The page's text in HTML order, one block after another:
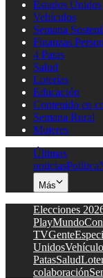
Estados Unidos
Vehículos
Semana
Finanzas
4 Patas
Salud
Loterías
Educación
Contenido en
Semana Rural
Mujeres
Últimas
noticiasPolítica
Más
Elecciones
PlayMundo
TVGente
Unidos
PatasSalud
colaboración